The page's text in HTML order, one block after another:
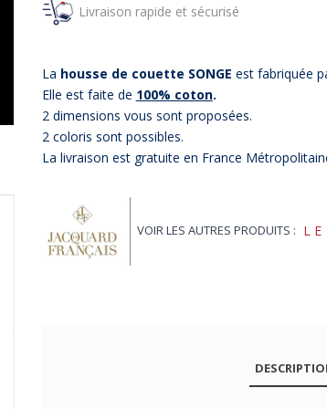
-10% -10%
couette
ALEXANDRE
Livraison rapide et sécurisé
La housse de couette SONGE est fabriquée
Elle est faite de 100% coton.
2 dimensions vous sont proposées.
2 coloris sont possibles.
La livraison est gratuite en France
VOIR LES AUTRES PRODUITS :